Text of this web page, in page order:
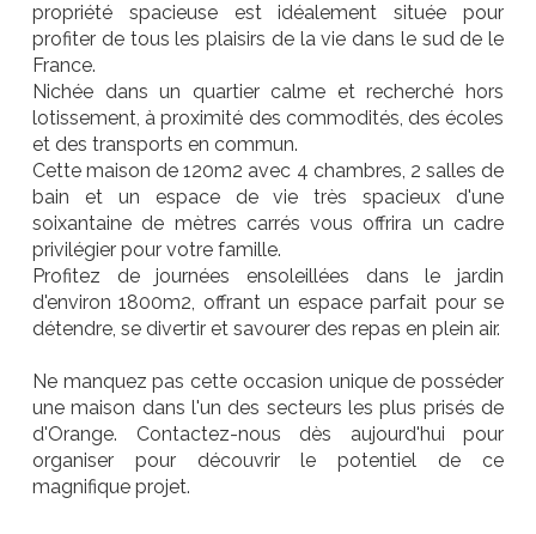
propriété spacieuse est idéalement située pour
profiter de tous les plaisirs de la vie dans le sud de le
France.
Nichée dans un quartier calme et recherché hors
lotissement, à proximité des commodités, des écoles
et des transports en commun.
Cette maison de 120m2 avec 4 chambres, 2 salles de
bain et un espace de vie très spacieux d'une
soixantaine de mètres carrés vous offrira un cadre
privilégier pour votre famille.
Profitez de journées ensoleillées dans le jardin
d'environ 1800m2, offrant un espace parfait pour se
détendre, se divertir et savourer des repas en plein air.
Ne manquez pas cette occasion unique de posséder
une maison dans l'un des secteurs les plus prisés de
d'Orange. Contactez-nous dès aujourd'hui pour
organiser pour découvrir le potentiel de ce
magnifique projet.